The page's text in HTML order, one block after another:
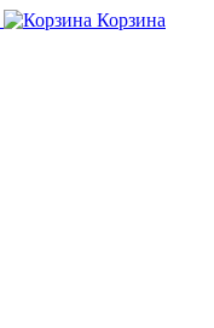
Корзина